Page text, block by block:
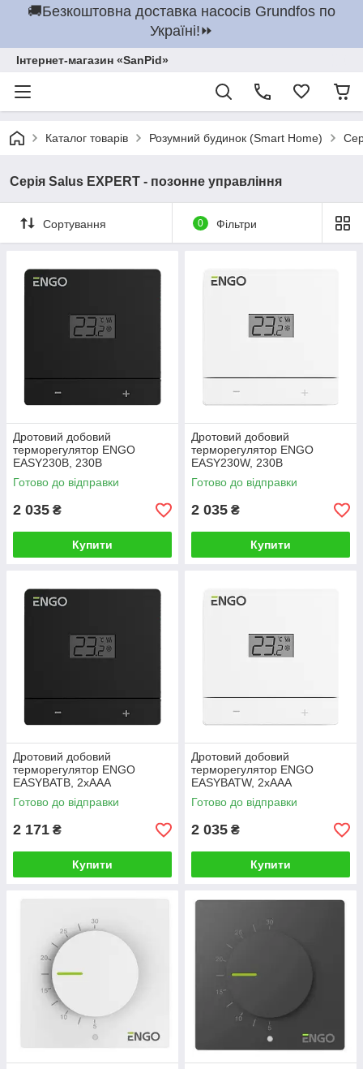
🚚Безкоштовна доставка насосів Grundfos по
Україні!⏩
Інтернет-магазин «SanPid»
Каталог товарів Розумний будинок (Smart Home)
Серія Salus EXPERT - позонне управління
Сортування 0 Фільтри
Дротовий добовий
терморегулятор ENGO
EASY230B, 230В
Готово до відправки
2 035 ₴
Купити
Дротовий добовий
терморегулятор ENGO
EASY230W, 230В
Готово до відправки
2 035 ₴
Купити
Дротовий добовий
терморегулятор ENGO
EASYBATB, 2хААА
Готово до відправки
2 171 ₴
Купити
Дротовий добовий
терморегулятор ENGO
EASYBATW, 2хААА
Готово до відправки
2 035 ₴
Купити